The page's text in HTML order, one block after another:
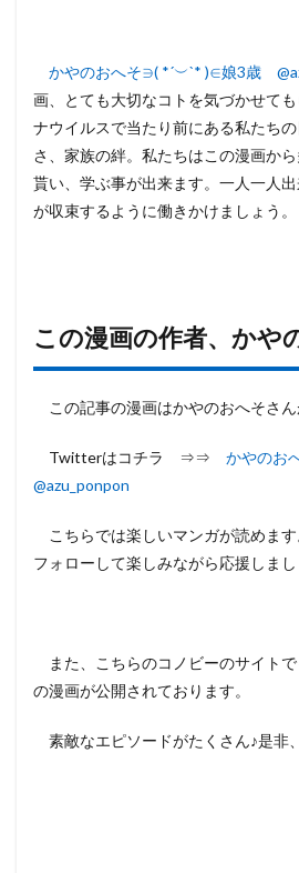
かやのおへそ∋( *´︶`* )∈娘3歳
画、とても大切なコトを気づかせて
ナウイルスで当たり前にある私たち
さ、家族の絆。私たちはこの漫画か
貰い、学ぶ事が出来ます。一人一人
が収束するように働きかけましょう。
この漫画の作者、かや
この記事の漫画はかやのおへそさん
Twitterはコチラ ⇒⇒ かやのお
@azu_ponpon
こちらでは楽しいマンガが読めま
フォローして楽しみながら応援しまし
また、こちらのコノビーのサイト
の漫画が公開されております。
素敵なエピソードがたくさん♪是非